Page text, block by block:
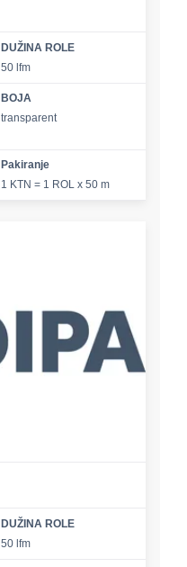
DUŽINA ROLE
50 lfm
BOJA
transparent
Pakiranje
1 KTN = 1 ROL x 50 m
DUŽINA ROLE
50 lfm